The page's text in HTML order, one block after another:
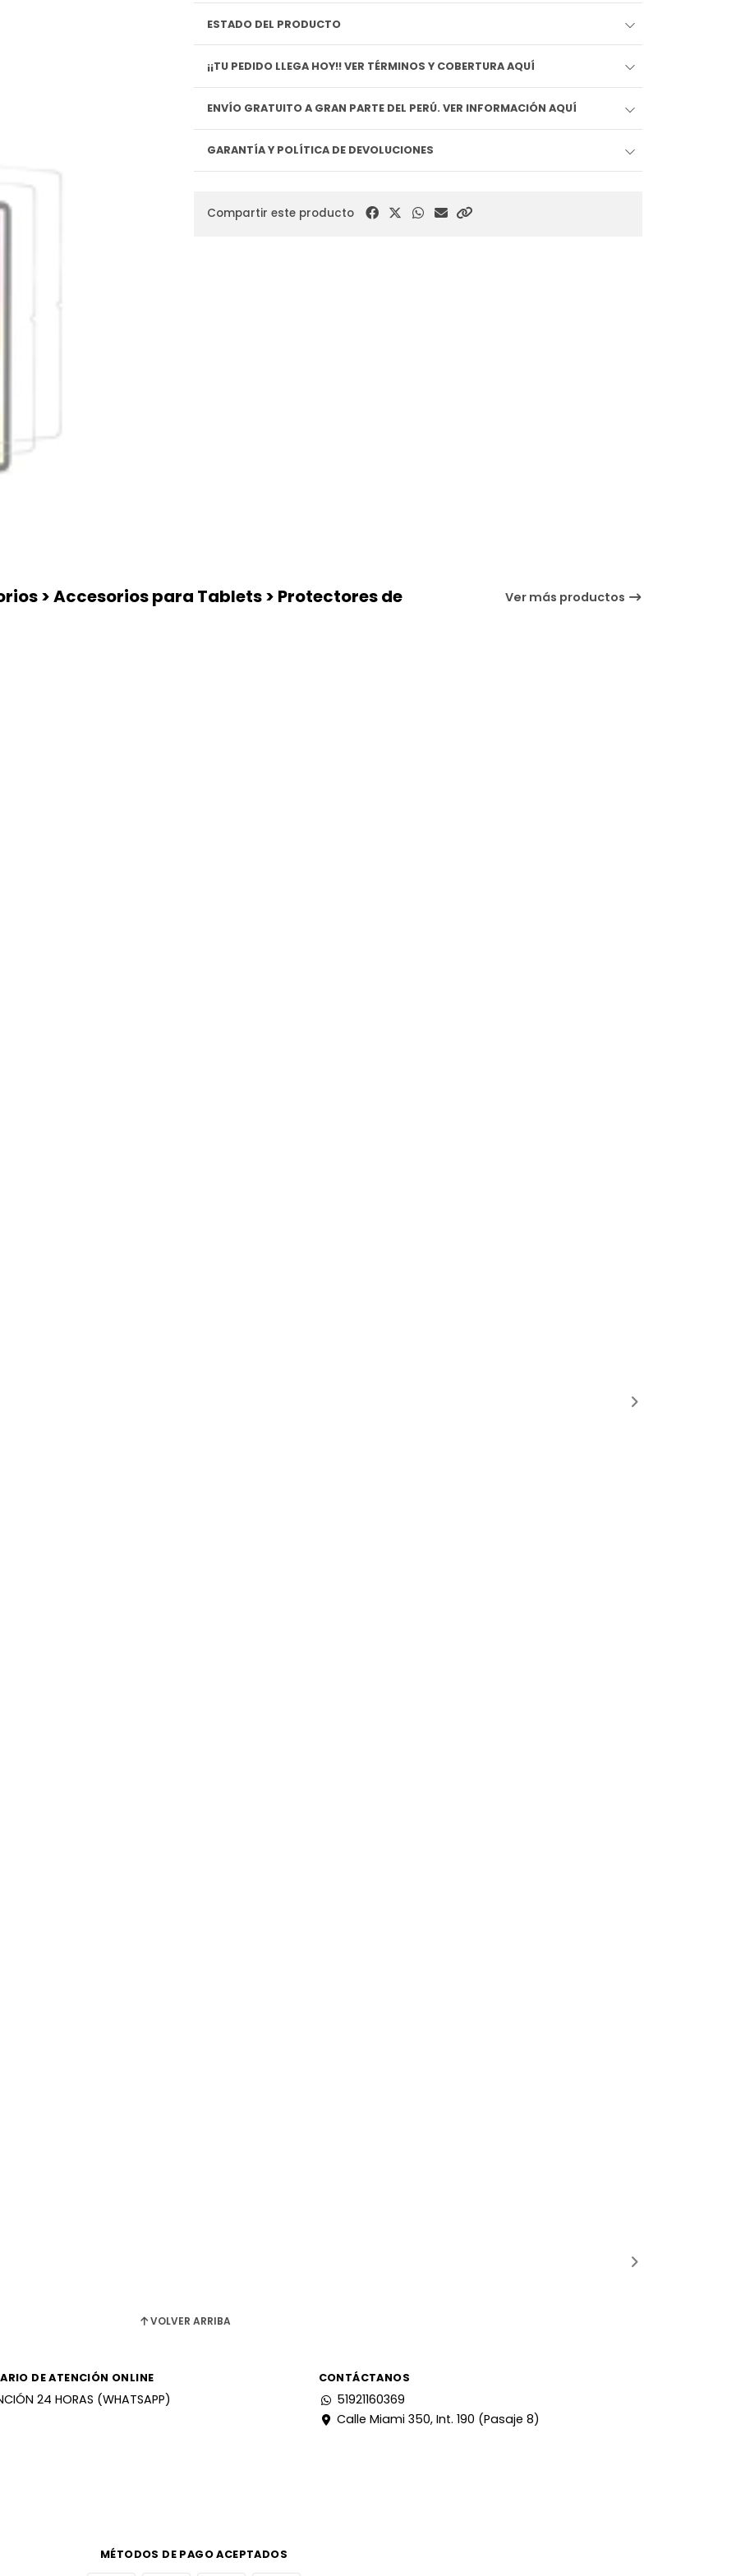
ESTADO DEL PRODUCTO
¡¡TU PEDIDO LLEGA HOY!! VER TÉRMINOS Y COBERTURA AQUÍ
ENVÍO GRATUITO A GRAN PARTE DEL PERÚ. VER INFORMACIÓN AQUÍ
GARANTÍA Y POLÍTICA DE DEVOLUCIONES
Compartir este producto
> Accesorios para Tablets > Protectores de Ver más productos
VOLVER ARRIBA
DE ATENCIÓN ONLINE
24 HORAS (WHATSAPP)
CONTÁCTANOS
51921160369
Calle Miami 350, Int. 190 (Pasaje 8)
MÉTODOS DE PAGO ACEPTADOS